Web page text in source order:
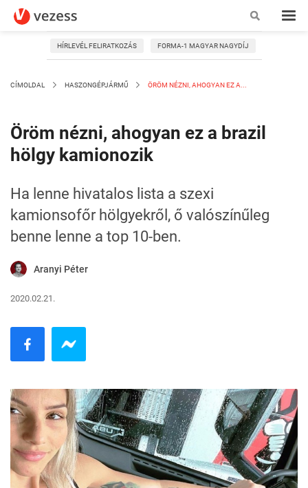
HÍRLEVÉL FELIRATKOZÁS FORMA-1 MAGYAR NAGYDÍJ
CÍMOLDAL HASZONGÉPJÁRMŰ ÖRÖM NÉZNI, AHOGYAN EZ A...
Öröm nézni, ahogyan ez a brazil
hölgy kamionozik
Ha lenne hivatalos lista a szexi
kamionsofőr hölgyekről, ő valószínűleg
benne lenne a top 10-ben.
Aranyi Péter
2020.02.21.